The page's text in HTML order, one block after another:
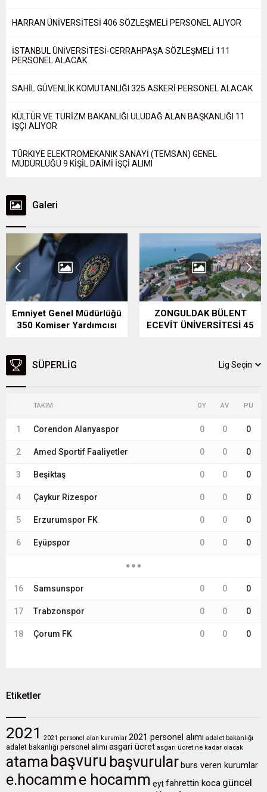
HARRAN ÜNİVERSİTESİ 406 SÖZLEŞMELİ PERSONEL ALIYOR
İSTANBUL ÜNİVERSİTESİ-CERRAHPAŞA SÖZLEŞMELİ 111
PERSONEL ALACAK
SAHİL GÜVENLİK KOMUTANLIĞI 325 ASKERİ PERSONEL ALACAK
KÜLTÜR VE TURİZM BAKANLIĞI ULUDAĞ ALAN BAŞKANLIĞI 11
İŞÇİ ALIYOR
TÜRKİYE ELEKTROMEKANİK SANAYİ (TEMSAN) GENEL
MÜDÜRLÜĞÜ 9 KİŞİL DAİMİ İŞÇİ ALIMI
Galeri
ZONGULDAK BÜLENT
ECEVİT ÜNİVERSİTESİ 45
ESKİŞEHİR OSMANGAZİ
ÜNİVERSİTESİ 203
SÜPERLIG Lig Seçin
TAKIM OY AV PU
1 Corendon Alanyaspor 0 0 0
2 Amed Sportif Faaliyetler 0 0 0
3 Beşiktaş 0 0 0
4 Çaykur Rizespor 0 0 0
5 Erzurumspor FK 0 0 0
6 Eyüpspor 0 0 0
16 Samsunspor 0 0 0
17 Trabzonspor 0 0 0
18 Çorum FK 0 0 0
Etiketler
2021 2021 personel alan kurumlar 2021 personel alımı adalet bakanlığı
adalet bakanlığı personel alımı asgari ücret asgari ücret ne kadar olacak
atama başvuru başvurular burs veren kurumlar
e.hocamm e hocamm eytfahrettin koca güncel